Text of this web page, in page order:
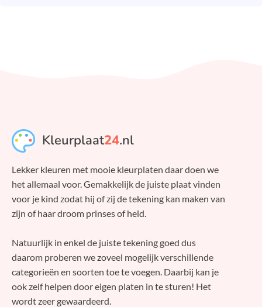
Kleurplaat24.nl
Lekker kleuren met mooie kleurplaten daar doen we
het allemaal voor. Gemakkelijk de juiste plaat vinden
voor je kind zodat hij of zij de tekening kan maken van
zijn of haar droom prinses of held.
Natuurlijk in enkel de juiste tekening goed dus
daarom proberen we zoveel mogelijk verschillende
categorieën en soorten toe te voegen. Daarbij kan je
ook zelf helpen door eigen platen in te sturen! Het
wordt zeer gewaardeerd.